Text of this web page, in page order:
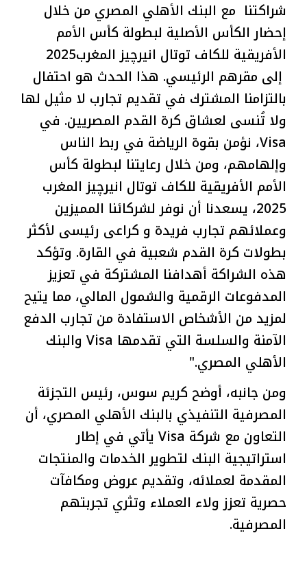
شراكتنا مع البنك الأهلي المصري من خلال
إحضار الكأس الأصلية لبطولة كأس الأمم
الأفريقية للكاف توتال انيرچيز المغرب2025
إلى مقرهم الرئيسي. هذا الحدث هو احتفال
بالتزامنا المشترك في تقديم تجارب لا مثيل لها
ولا تُنسى لعشاق كرة القدم المصريين. في
Visa، نؤمن بقوة الرياضة في ربط الناس
وإلهامهم، ومن خلال رعايتنا لبطولة كأس
الأمم الأفريقية للكاف توتال انيرچيز المغرب
2025، يسعدنا أن نوفر لشركائنا المميزين
وعملائهم تجارب فريدة و كراعى رئيسى لأكثر
بطولات كرة القدم شعبية في القارة. وتؤكد
هذه الشراكة أهدافنا المشتركة في تعزيز
المدفوعات الرقمية والشمول المالي، مما يتيح
لمزيد من الأشخاص الاستفادة من تجارب الدفع
الآمنة والسلسة التي تقدمها Visa والبنك
الأهلي المصري."
ومن جانبه، أوضح كريم سوس، رئيس التجزئة
المصرفية التنفيذي بالبنك الأهلي المصري، أن
التعاون مع شركة Visa يأتي في إطار
استراتيجية البنك لتطوير الخدمات والمنتجات
المقدمة لعملائه، وتقديم عروض ومكافآت
حصرية تعزز ولاء العملاء وتثري تجربتهم
المصرفية.